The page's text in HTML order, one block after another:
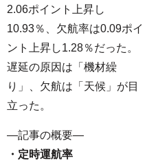
2.06ポイント上昇し
10.93％、欠航率は0.09ポイ
ント上昇し1.28％だった。
遅延の原因は「機材繰
り」、欠航は「天候」が目
立った。
—記事の概要—
・定時運航率